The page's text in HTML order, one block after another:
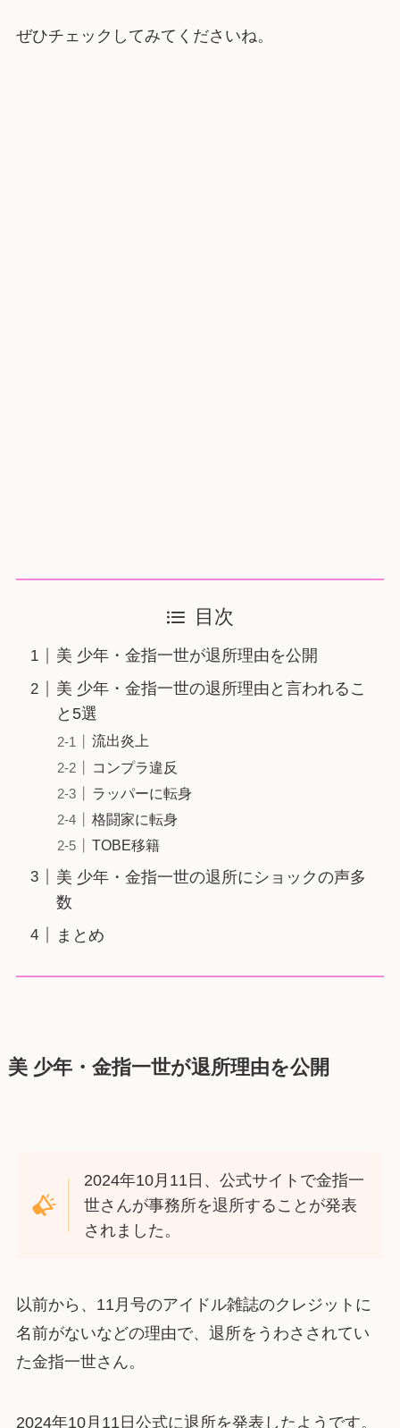
ぜひチェックしてみてくださいね。
目次
美 少年・金指一世が退所理由を公開
美 少年・金指一世の退所理由と言われるこ
と5選
流出炎上
コンプラ違反
ラッパーに転身
格闘家に転身
TOBE移籍
美 少年・金指一世の退所にショックの声多
数
まとめ
美 少年・金指一世が退所理由を公開
2024年10月11日、公式サイトで金指一
世さんが事務所を退所することが発表
されました。
以前から、11月号のアイドル雑誌のクレジットに
名前がないなどの理由で、退所をうわさされてい
た金指一世さん。
2024年10月11日公式に退所を発表したようです。